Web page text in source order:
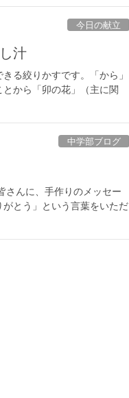
今日の献立
汁
る絞りかすです。「から」
から「卯の花」（主に関
中学部ブログ
んに、手作りのメッセー
とう」という言葉をいただ